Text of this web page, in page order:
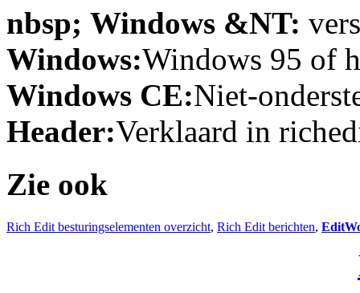
nbsp; Windows &NT:
Windows:Windows 95 of
Windows CE:Niet-
Header:Verklaard in
Zie ook
Rich Edit besturingselementen overzicht, Rich Edit berichten,